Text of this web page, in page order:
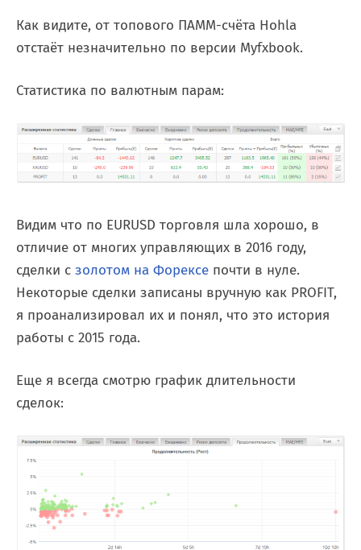
Как видите, от топового ПАММ-счёта Hohla
отстаёт незначительно по версии Myfxbook.
Статистика по валютным парам:
Видим что по EURUSD торговля шла хорошо, в
отличие от многих управляющих в 2016 году,
сделки с золотом на Форексе почти в нуле.
Некоторые сделки записаны вручную как PROFIT,
я проанализировал их и понял, что это история
работы с 2015 года.
Еще я всегда смотрю график длительности
сделок: